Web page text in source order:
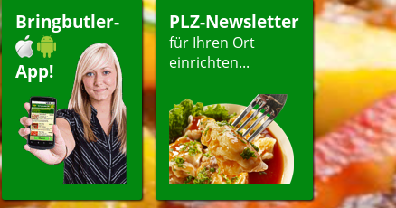
Bringbutler-
App!
PLZ-Newsletter
für Ihren Ort
einrichten...